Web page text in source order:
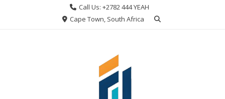
Call Us: +2782 444 YEAH
Cape Town, South Africa